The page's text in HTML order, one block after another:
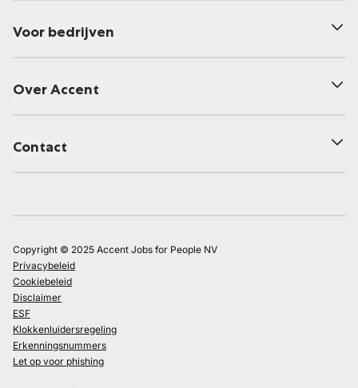
Voor bedrijven
Over Accent
Contact
Copyright © 2025 Accent Jobs for People NV
Privacybeleid
Cookiebeleid
Disclaimer
ESF
Klokkenluidersregeling
Erkenningsnummers
Let op voor phishing